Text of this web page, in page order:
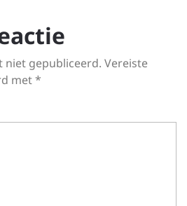
niet gepubliceerd. Vereiste
met*